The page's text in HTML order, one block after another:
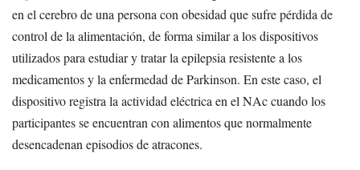
en el cerebro de una persona con obesidad que sufre pérdida de
control de la alimentación, de forma similar a los dispositivos
utilizados para estudiar y tratar la epilepsia resistente a los
medicamentos y la enfermedad de Parkinson. En este caso, el
dispositivo registra la actividad eléctrica en el NAc cuando los
participantes se encuentran con alimentos que normalmente
desencadenan episodios de atracones.